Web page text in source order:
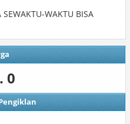
WAKTU BISA
0